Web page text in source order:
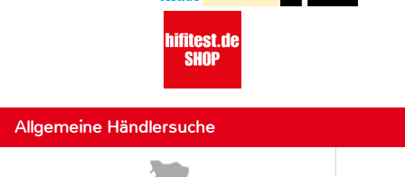
Allgemeine Händlersuche